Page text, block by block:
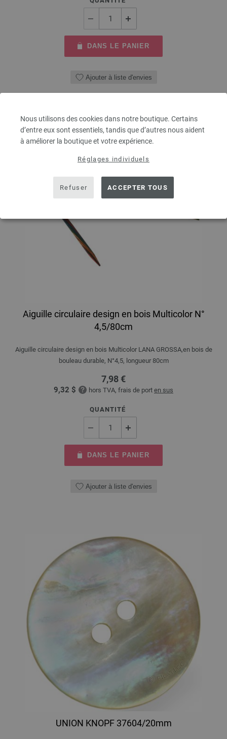
Nous utilisons des cookies dans notre boutique. Certains
d’entre eux sont essentiels, tandis que d’autres nous aident
à améliorer la boutique et votre expérience.
Réglages individuels
Refuser ACCEPTER TOUS
DANS LE PANIER
Ajouter à liste d'envies
Aiguille circulaire design en bois Multicolor N°
4,5/80cm
Aiguille circulaire design en bois Multicolor LANA GROSSA,en bois de
bouleau durable, N°4,5, longueur 80cm
7,98 €
9,32 $ hors TVA, frais de port en sus
QUANTITÉ
DANS LE PANIER
Ajouter à liste d'envies
UNION KNOPF 37604/20mm